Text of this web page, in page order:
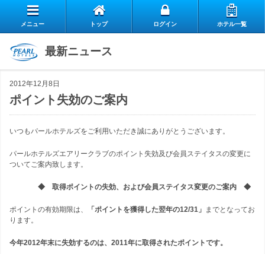
ー
の
の
タ
フ
想
お
様
声
く
る
質
お
い
合
メニュー トップ ログイン ホテル一覧
最新ニュース
2012年12月8日
ポイント失効のご案内
いつもパールホテルズをご利用いただき誠にありがとうございます。
パールホテルズエアリークラブのポイント失効及び会員ステイタスの変更に
ついてご案内致します。
◆ 取得ポイントの失効、および会員ステイタス変更のご案内 ◆
ポイントの有効期限は、 「ポイントを獲得した翌年の12/31」 までとなってお
ります。
今年2012年末に失効するのは、2011年に取得されたポイントです。